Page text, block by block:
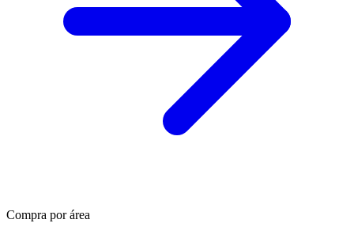
Compra por área